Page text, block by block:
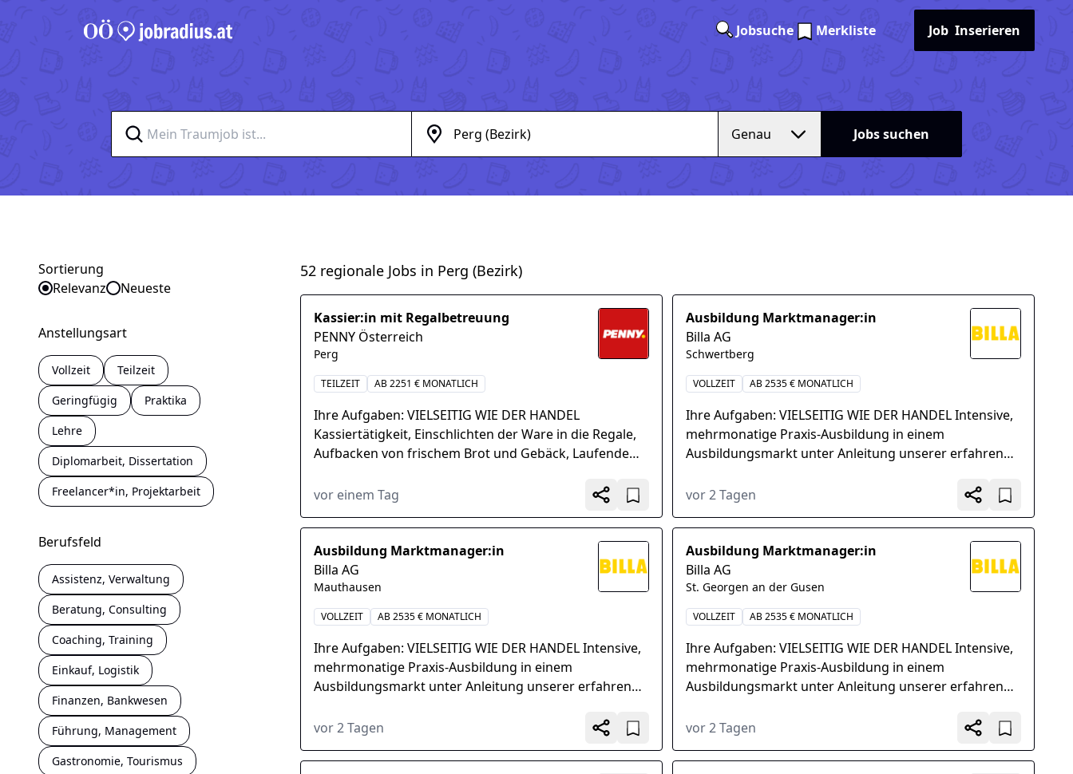
Jobsuche Merkliste Job Inserieren
Genau Jobs suchen
Sortierung
Sortieren nach
Relevanz Neueste
Anstellungsart
Vollzeit
Teilzeit
Geringfügig
Praktika
Lehre
Diplomarbeit, Dissertation
Freelancer*in, Projektarbeit
Berufsfeld
Assistenz, Verwaltung
Beratung, Consulting
Coaching, Training
Einkauf, Logistik
Finanzen, Bankwesen
Führung, Management
Gastronomie, Tourismus
52 regionale Jobs in Perg (Bezirk)
Kassier:in mit Regalbetreuung
PENNY Österreich
Perg
TEILZEIT AB 2251 € MONATLICH
Ihre Aufgaben: VIELSEITIG WIE DER HANDEL
Kassiertätigkeit, Einschlichten der Ware in die Regale,
Aufbacken von frischem Brot und Gebäck, Laufende
ordentliches...
vor einem Tag
Ausbildung Marktmanager:in
Billa AG
Schwertberg
VOLLZEIT AB 2535 € MONATLICH
Ihre Aufgaben: VIELSEITIG WIE DER HANDEL Intensive,
mehrmonatige Praxis-Ausbildung in einem
Ausbildungsmarkt unter Anleitung unserer erfahrenen
vielfältigen...
vor 2 Tagen
Ausbildung Marktmanager:in
Billa AG
Mauthausen
VOLLZEIT AB 2535 € MONATLICH
Ihre Aufgaben: VIELSEITIG WIE DER HANDEL Intensive,
mehrmonatige Praxis-Ausbildung in einem
Ausbildungsmarkt unter Anleitung unserer erfahrenen
vielfältigen...
vor 2 Tagen
Ausbildung Marktmanager:in
Billa AG
St. Georgen an der Gusen
VOLLZEIT AB 2535 € MONATLICH
Ihre Aufgaben: VIELSEITIG WIE DER HANDEL Intensive,
mehrmonatige Praxis-Ausbildung in einem
Ausbildungsmarkt unter Anleitung unserer erfahrenen
vielfältigen...
vor 2 Tagen